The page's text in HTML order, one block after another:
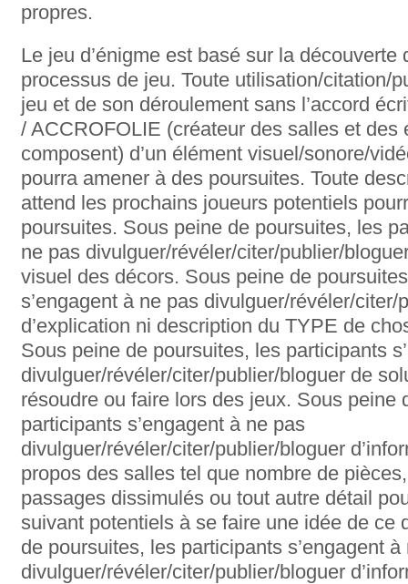
propres.
Le jeu d’énigme est basé sur la découverte
processus de jeu. Toute utilisation/citation/
jeu et de son déroulement sans l’accord
/ ACCROFOLIE (créateur des salles et des
composent) d’un élément visuel/sonore/
pourra amener à des poursuites. Toute
attend les prochains joueurs potentiels
poursuites. Sous peine de poursuites, les
ne pas divulguer/révéler/citer/publier/
visuel des décors. Sous peine de
s’engagent à ne pas divulguer/révéler/citer/
d’explication ni description du TYPE de
Sous peine de poursuites, les participants
divulguer/révéler/citer/publier/bloguer de
résoudre ou faire lors des jeux. Sous peine
participants s’engagent à ne pas
divulguer/révéler/citer/publier/bloguer
propos des salles tel que nombre de
passages dissimulés ou tout autre détail
suivant potentiels à se faire une idée de ce
de poursuites, les participants s’engagent à
divulguer/révéler/citer/publier/bloguer